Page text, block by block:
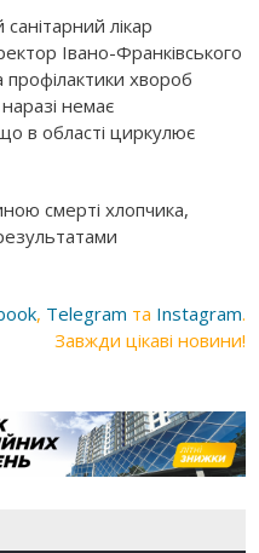
лікар
Івано-Франківського
хвороб
немає
в області циркулює
смерті хлопчика,
, Telegram та Instagram.
Завжди цікаві новини!